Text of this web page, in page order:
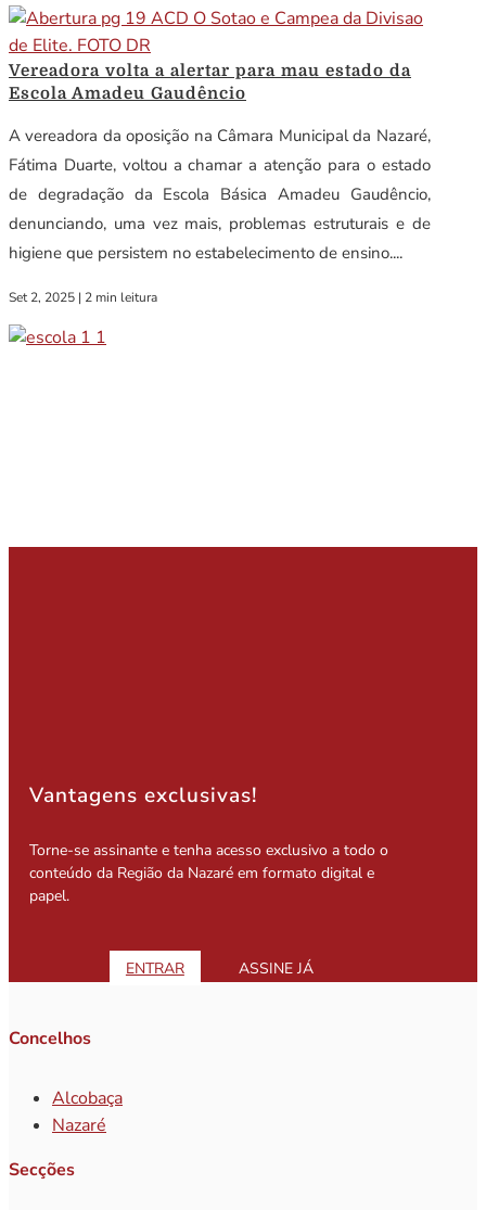
Vereadora volta a alertar para mau estado da
Escola Amadeu Gaudêncio
A vereadora da oposição na Câmara Municipal da Nazaré,
Fátima Duarte, voltou a chamar a atenção para o estado
de degradação da Escola Básica Amadeu Gaudêncio,
denunciando, uma vez mais, problemas estruturais e de
higiene que persistem no estabelecimento de ensino....
Set 2, 2025 | 2 min leitura
Vantagens exclusivas!
Torne-se assinante e tenha acesso exclusivo a todo o
conteúdo da Região da Nazaré em formato digital e
papel.
ENTRAR ASSINE JÁ
Concelhos
Alcobaça
Nazaré
Secções